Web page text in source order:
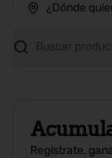
¿Dónde
Buscar
Regístrate,